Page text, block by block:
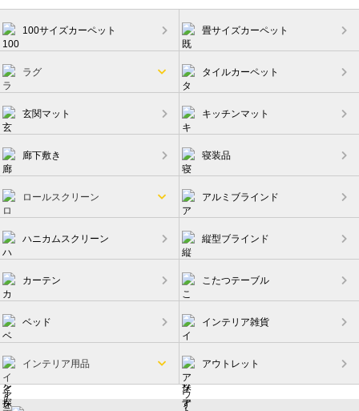
ー
ジ
送
り
100サイズカーペット 畳サイズカーペット
ラグ タイルカーペット
玄関マット キッチンマット
廊下敷き 寝装品
ロールスクリーン アルミブラインド
ハニカムスクリーン 縦型ブラインド
カーテン こたつテーブル
ベッド インテリア雑貨
インテリア用品 アウトレット